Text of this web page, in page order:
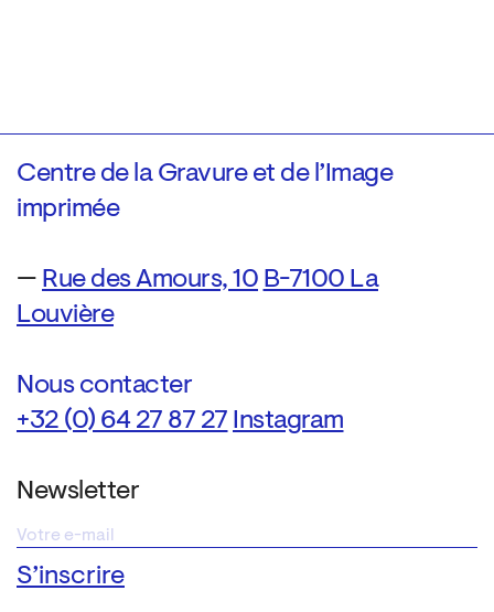
Centre de la Gravure et de l’Image
imprimée
— Rue des Amours, 10 B-7100 La
Louvière
Nous contacter
+32 (0) 64 27 87 27 Instagram
Newsletter